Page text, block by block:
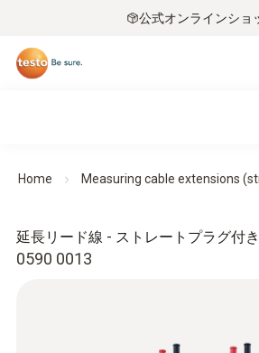
公式オンラインショ
Home Measuring cable extensions
0590 0013
延長リード線 - ストレートプラグ付き